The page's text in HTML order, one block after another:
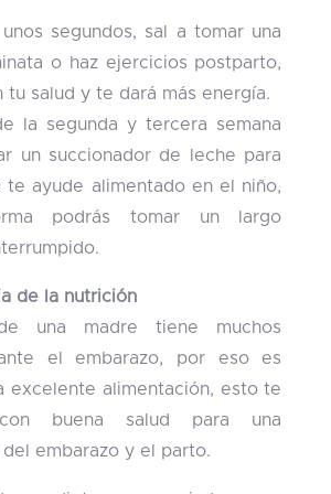
segundos, sal a tomar una
o haz ejercicios postparto,
tu salud y te dará más energía.
la segunda y tercera semana
un succionador de leche para
te ayude alimentado en el niño,
podrás tomar un largo
de la nutrición
una madre tiene muchos
el embarazo, por eso es
excelente alimentación, esto te
con buena salud para una
embarazo y el parto.